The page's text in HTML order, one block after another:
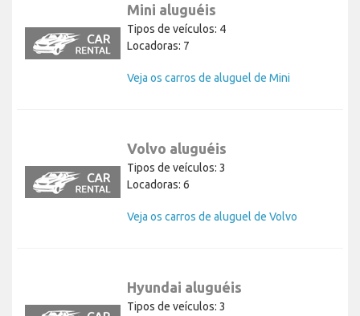
Mini aluguéis
Tipos de veículos: 4
Locadoras: 7
Veja os carros de aluguel de Mini
Volvo aluguéis
Tipos de veículos: 3
Locadoras: 6
Veja os carros de aluguel de Volvo
Hyundai aluguéis
Tipos de veículos: 3